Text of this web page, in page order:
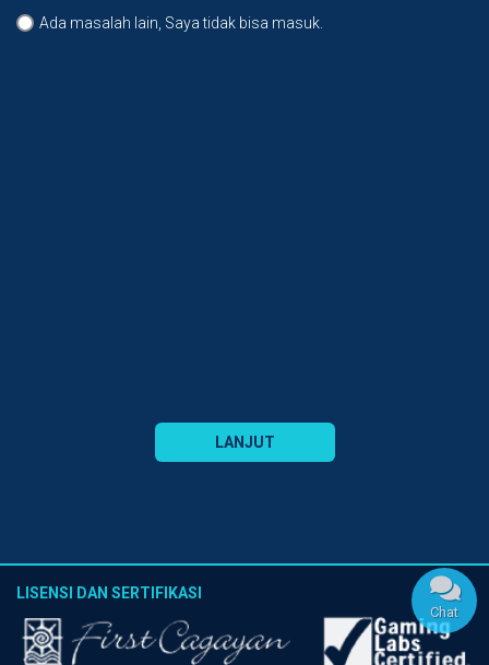
Ada masalah lain, Saya tidak bisa masuk.
LANJUT
LISENSI DAN SERTIFIKASI
Chat